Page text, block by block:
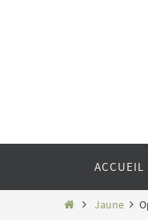
ACCUEIL
HomeJaune